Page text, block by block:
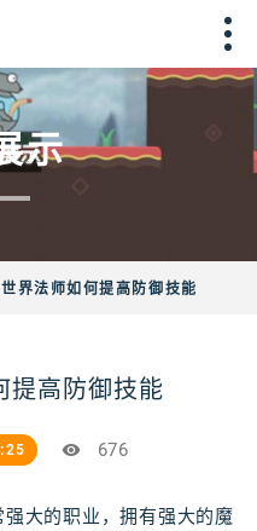
示
界法师如何提高防御技能
提高防御技能
676
大的职业，拥有强大的魔